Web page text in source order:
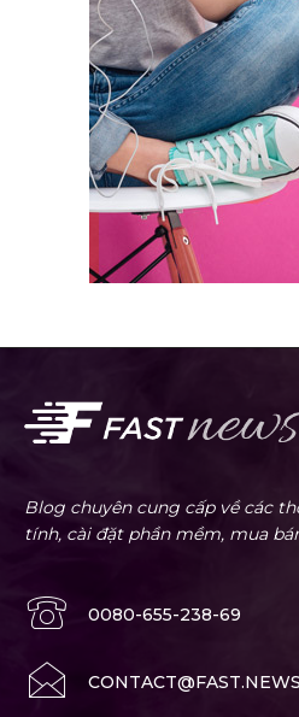
Blog chuyên cung cấp về các
tính, cài đặt phần mềm, mua
0080-655-238-69
CONTACT@FAST.NEWS